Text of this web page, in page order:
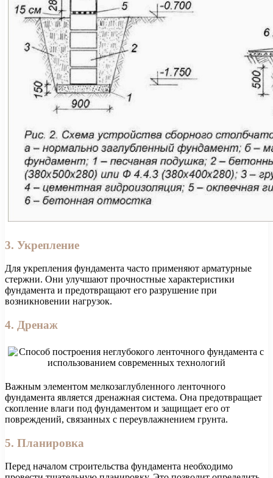
3. Укрепление
Для укрепления фундамента часто применяют арматурные
стержни. Они улучшают прочностные характеристики
фундамента и предотвращают его разрушение при
возникновении нагрузок.
4. Дренаж
Важным элементом мелкозаглубленного ленточного
фундамента является дренажная система. Она предотвращает
скопление влаги под фундаментом и защищает его от
повреждений, связанных с переувлажнением грунта.
5. Планировка
Перед началом строительства фундамента необходимо